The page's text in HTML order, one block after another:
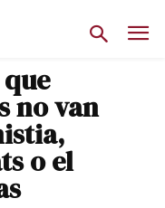
no van
o el